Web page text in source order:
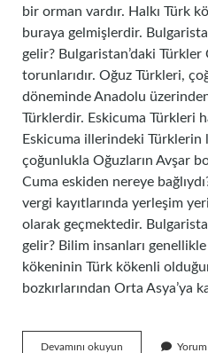
bir orman vardır. Halkı Türk
buraya gelmişlerdir.
gelir? Bulgaristan’daki Türkler
torunlarıdır. Oğuz Türkleri,
döneminde Anadolu
Türklerdir. Eskicuma Türkleri
Eskicuma illerindeki Türklerin
çoğunlukla Oğuzların Avşar
Cuma eskiden nereye
vergi kayıtlarında yerleşim
olarak geçmektedir.
gelir? Bilim insanları
kökeninin Türk kökenli
bozkırlarından Orta Asya’ya
Devamını okuyun Yorum